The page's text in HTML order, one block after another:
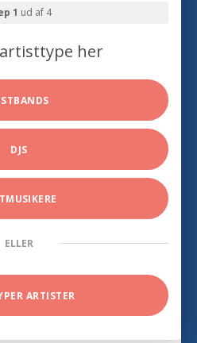
1 ud af 4
her
DJS
ELLER
ARTISTER